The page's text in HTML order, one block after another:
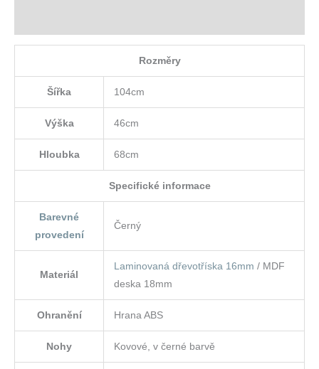
Rozměry
Šířka 104cm
Výška 46cm
Hloubka 68cm
Specifické informace
Barevné
provedení
Černý
Materiál
Laminovaná dřevotříska 16mm / MDF
deska 18mm
Ohranění Hrana ABS
Nohy Kovové, v černé barvě